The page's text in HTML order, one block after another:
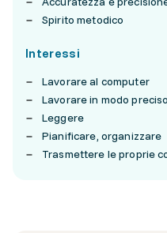
Spirito metodico
Interessi
Lavorare al computer
Lavorare in modo preciso
Leggere
Pianificare, organizzare
Trasmettere le proprie